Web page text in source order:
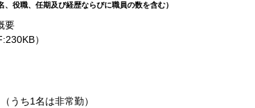
、役職、任期及び経歴ならびに職員の数を含む）
要
）
ち1名は非常勤）